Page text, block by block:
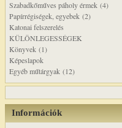
Szabadkőműves páholy érmek (4)
Papírrégiségek, egyebek (2)
Katonai felszerelés
KÜLÖNLEGESSÉGEK
Könyvek (1)
Képeslapok
Egyéb műtárgyak (12)
Információk